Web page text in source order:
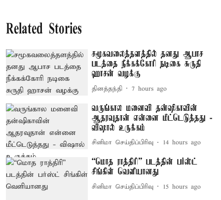
Related Stories
சமூகவலைத்தளத்தில் தனது ஆபாச
படத்தை நீக்கக்கோரி நடிகை சுருதி
ஹாசன் வழக்கு
தினத்தந்தி 7 hours ago
வருங்கால மனைவி தன்ஷிகாவின்
ஆதரவுதான் என்னை மீட்டெடுத்தது -
விஷால் உருக்கம்
சினிமா செய்திப்பிரிவு 14 hours ago
“மொத ராத்திரி” படத்தின் பர்ஸ்ட்
சிங்கிள் வெளியானது
சினிமா செய்திப்பிரிவு 15 hours ago